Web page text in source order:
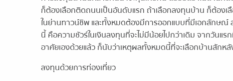
ก็ต้องเลือกติดถนนเป็นอันดับแรก ถ้าเลือกลงทุนบ้าน ก็ต้องเ
ในย่านทาวน์ชิพ และทั้งหมดต้องมีการออกแบบที่มีเอกลักษณ์
นี้ คือความชัวร์ในเงินลงทุนที่จะไม่มีน้อยไปกว่าเดิม จากวันแร
อาศัยเองด้วยแล้ว ก็นับว่าเหตุผลทั้งหมดนี้ที่จะเลือกบ้านสัก
ลงทุนด้วยการท่องเที่ยว